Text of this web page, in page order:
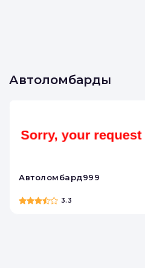
Автоломбарды
Автоломбард999
3.3